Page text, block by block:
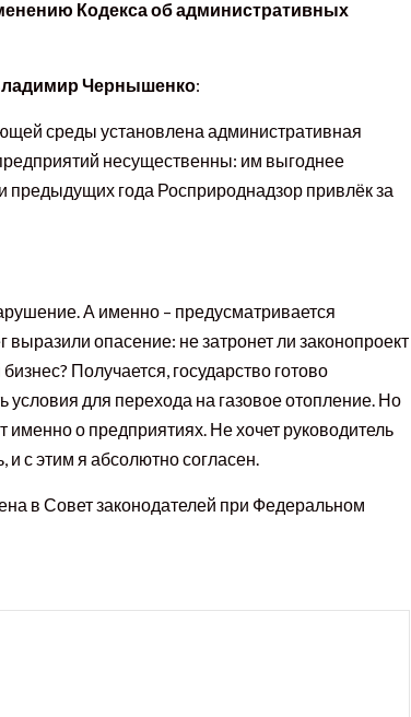
Кодекса об административных
Чернышенко:
среды установлена административная
несущественны: им выгоднее
предыдущих года Росприроднадзор привлёк за
А именно – предусматривается
опасение: не затронет ли законопроект
Получается, государство готово
условия для перехода на газовое отопление. Но
именно о предприятиях. Не хочет руководитель
и с этим я абсолютно согласен.
в Совет законодателей при Федеральном